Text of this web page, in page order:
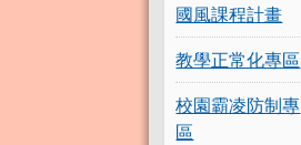
國風課程計畫
教學正常化專區
校園霸凌防制專
區